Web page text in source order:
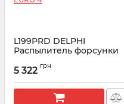
L199PRD DELPHI
Распылитель форсунки
EURO 4
Артикул: L199PRD
5 322 грн